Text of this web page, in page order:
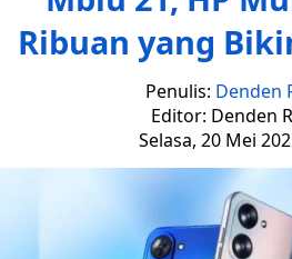
Ribuan yang
Penulis: Denden
Editor: Denden
Selasa, 20 Mei